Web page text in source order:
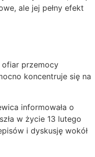
ale jej pełny efekt
ofiar przemocy
koncentruje się na
informowała o
w życie 13 lutego
i dyskusję wokół